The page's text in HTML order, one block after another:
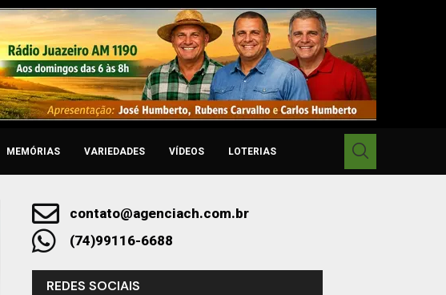
MEMÓRIAS VARIEDADES VÍDEOS LOTERIAS
contato@agenciach.com.br
(74)99116-6688
REDES SOCIAIS